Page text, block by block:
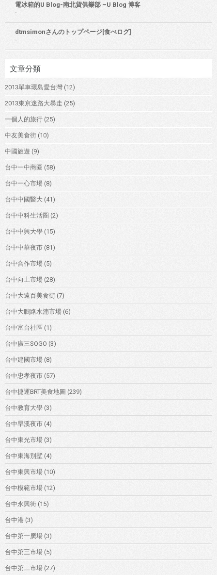
電冰箱的U Blog-南北貨俱樂部 –U Blog 博客
-
dtmsimonさんのトップページ[食べログ]
-
文章分類
2013單車環島愛台灣 (12)
2013東京迷路大暴走 (25)
一個人的旅行 (25)
中友美食街 (10)
中國旅遊 (9)
台中一中商圈 (58)
台中一心市場 (8)
台中中國醫大 (41)
台中中科生活圈 (2)
台中中興大學 (15)
台中中華夜市 (81)
台中合作市場 (5)
台中向上市場 (28)
台中大遠百美食街 (7)
台中大鵬路水湳市場 (6)
台中富台社區 (1)
台中廣三SOGO (3)
台中建國市場 (8)
台中忠孝夜市 (57)
台中捷運BRT美食地圖 (239)
台中教育大學 (3)
台中旱溪夜市 (4)
台中東光市場 (3)
台中東海別墅 (4)
台中東興市場 (10)
台中模範市場 (12)
台中永興街 (15)
台中港 (3)
台中第一廣場 (3)
台中第三市場 (5)
台中第二市場 (27)